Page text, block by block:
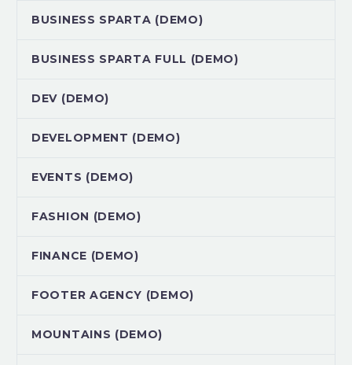
BUSINESS SPARTA (DEMO)
BUSINESS SPARTA FULL (DEMO)
DEV (DEMO)
DEVELOPMENT (DEMO)
EVENTS (DEMO)
FASHION (DEMO)
FINANCE (DEMO)
FOOTER AGENCY (DEMO)
MOUNTAINS (DEMO)